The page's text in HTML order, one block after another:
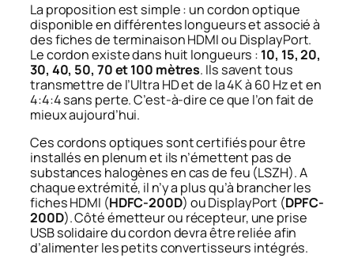
La proposition est simple : un cordon optique
disponible en différentes longueurs et associé à
des fiches de terminaison HDMI ou DisplayPort.
Le cordon existe dans huit longueurs : 10, 15, 20,
30, 40, 50, 70 et 100 mètres. Ils savent tous
transmettre de l’Ultra HD et de la 4K à 60 Hz et en
4:4:4 sans perte. C’est-à-dire ce que l’on fait de
mieux aujourd’hui.
Ces cordons optiques sont certifiés pour être
installés en plenum et ils n’émettent pas de
substances halogènes en cas de feu (LSZH). A
chaque extrémité, il n’y a plus qu’à brancher les
fiches HDMI (HDFC-200D) ou DisplayPort (DPFC-
200D). Côté émetteur ou récepteur, une prise
USB solidaire du cordon devra être reliée afin
d’alimenter les petits convertisseurs intégrés.